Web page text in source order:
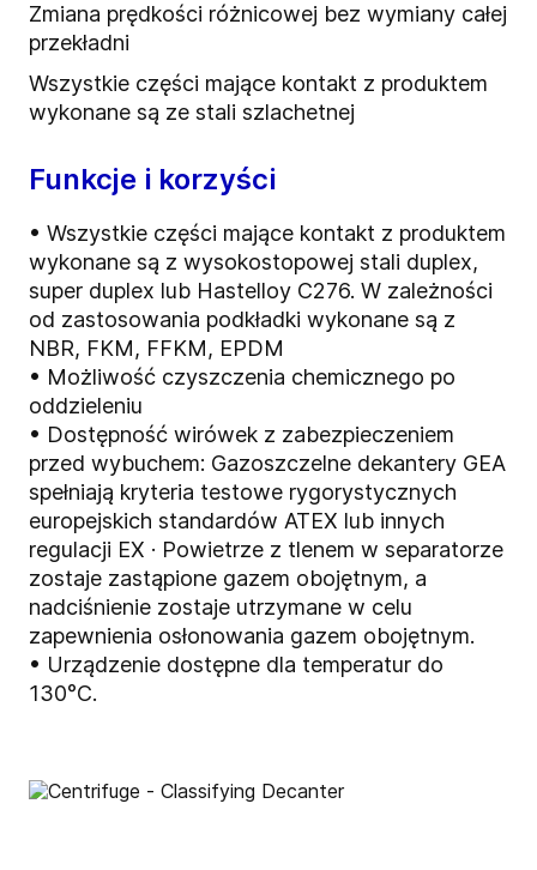
Zmiana prędkości różnicowej bez wymiany całej
przekładni
Wszystkie części mające kontakt z produktem
wykonane są ze stali szlachetnej
Funkcje i korzyści
• Wszystkie części mające kontakt z produktem
wykonane są z wysokostopowej stali duplex,
super duplex lub Hastelloy C276. W zależności
od zastosowania podkładki wykonane są z
NBR, FKM, FFKM, EPDM
• Możliwość czyszczenia chemicznego po
oddzieleniu
• Dostępność wirówek z zabezpieczeniem
przed wybuchem: Gazoszczelne dekantery GEA
spełniają kryteria testowe rygorystycznych
europejskich standardów ATEX lub innych
regulacji EX · Powietrze z tlenem w separatorze
zostaje zastąpione gazem obojętnym, a
nadciśnienie zostaje utrzymane w celu
zapewnienia osłonowania gazem obojętnym.
• Urządzenie dostępne dla temperatur do
130°C.